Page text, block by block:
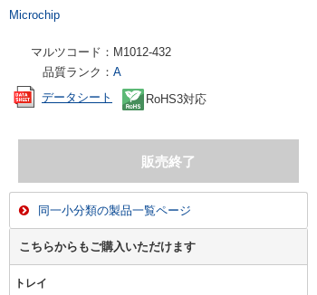
Microchip
マルツコード： M1012-432
品質ランク： A
データシート
RoHS3対応
同一小分類の製品一覧ページ
こちらからもご購入いただけます
トレイ